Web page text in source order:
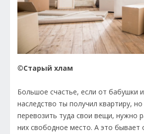
©Старый хлам
Большое счастье, если от бабушки
наследство ты получил квартиру,
перевозить туда свои вещи, нужно
них свободное место. А это бывает